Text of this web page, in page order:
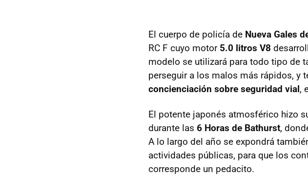
El cuerpo de policía de Nueva Gales
RC F cuyo motor 5.0 litros V8
modelo se utilizará para todo tipo de
perseguir a los malos más rápidos, y
concienciación sobre seguridad vial,
El potente japonés atmosférico hizo
durante las 6 Horas de Bathurst,
A lo largo del año se expondrá
actividades públicas, para que los
corresponde un pedacito.